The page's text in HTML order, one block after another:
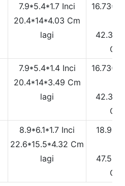
7.9*5.4*1.7 Inci
20.4*14*4.03 Cm
lagi
7.9*5.4*1.4 Inci
20.4*14*3.49 Cm
lagi
8.9*6.1*1.7 Inci
22.6*15.5*4.32 Cm
lagi